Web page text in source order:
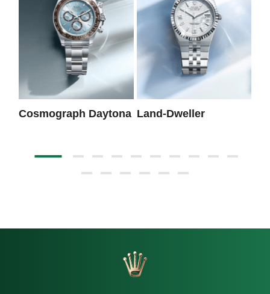
Cosmograph Daytona Land-Dweller